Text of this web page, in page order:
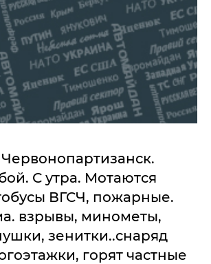
С утра. Мотаются
ВГСЧ, пожарные.
взрывы, минометы,
зенитки..снаряд
горят частные